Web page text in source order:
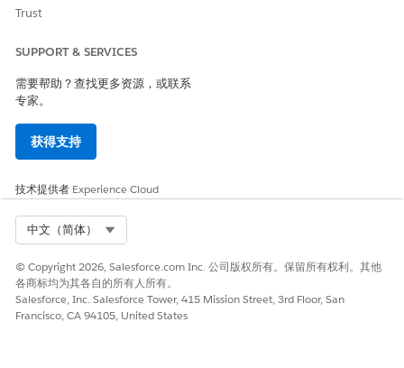
强制安全扫描的自动部署漏斗时。
低风险
限，并要求所有配置更改通过集中版本控制系统。
更新开发人员工作流和持续集成脚本。
建议的补救措施
转到相关简档或权限集中的系统权限，并确保只有授权用户才拥有
通过 API 创建或更新外部客户端应用程序元数据的权限。
Trust
SUPPORT & SERVICES
需要帮助？查找更多资源，或联系
专家。
获得支持
技术提供者 Experience Cloud
中文（简体）
© Copyright 2026, Salesforce.com Inc. 公司版权所有。保留所有权利。其他
各商标均为其各自的所有人所有。
Salesforce, Inc. Salesforce Tower, 415 Mission Street, 3rd Floor, San
Francisco, CA 94105, United States